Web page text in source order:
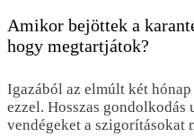
Amikor bejöttek a
hogy megtartjátok?
Igazából az elmúlt két
ezzel. Hosszas
vendégeket a szigorításokat